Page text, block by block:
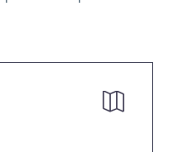

